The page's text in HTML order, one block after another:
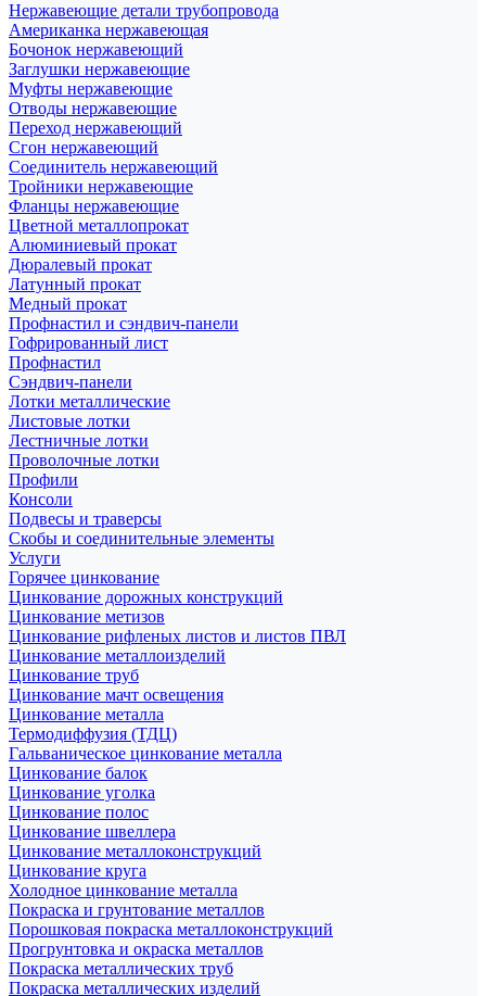
Нержавеющие детали трубопровода
Американка нержавеющая
Бочонок нержавеющий
Заглушки нержавеющие
Муфты нержавеющие
Отводы нержавеющие
Переход нержавеющий
Сгон нержавеющий
Соединитель нержавеющий
Тройники нержавеющие
Фланцы нержавеющие
Цветной металлопрокат
Алюминиевый прокат
Дюралевый прокат
Латунный прокат
Медный прокат
Профнастил и сэндвич-панели
Гофрированный лист
Профнастил
Сэндвич-панели
Лотки металлические
Листовые лотки
Лестничные лотки
Проволочные лотки
Профили
Консоли
Подвесы и траверсы
Скобы и соединительные элементы
Услуги
Горячее цинкование
Цинкование дорожных конструкций
Цинкование метизов
Цинкование рифленых листов и листов ПВЛ
Цинкование металлоизделий
Цинкование труб
Цинкование мачт освещения
Цинкование металла
Термодиффузия (ТДЦ)
Гальваническое цинкование металла
Цинкование балок
Цинкование уголка
Цинкование полос
Цинкование швеллера
Цинкование металлоконструкций
Цинкование круга
Холодное цинкование металла
Покраска и грунтование металлов
Порошковая покраска металлоконструкций
Прогрунтовка и окраска металлов
Покраска металлических труб
Покраска металлических изделий